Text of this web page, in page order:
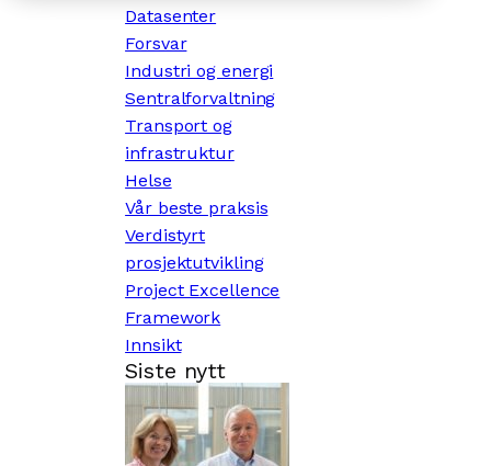
Datasenter
Forsvar
Industri og energi
Sentralforvaltning
Transport og
infrastruktur
Helse
Vår beste praksis
Verdistyrt
prosjektutvikling
Project Excellence
Framework
Innsikt
Siste nytt